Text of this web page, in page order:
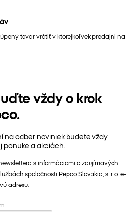
tovar vrátiť v ktorejkoľvek predajni na
vždy o krok
na odber noviniek budete vždy
ponuke a akciách.
s informáciami o zaujímavých
spoločnosti Pepco Slovakia, s. r. o. e-
adresu.